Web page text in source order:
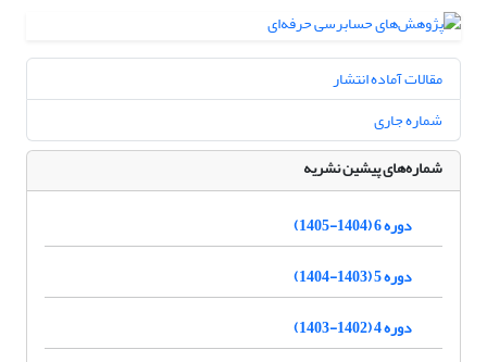
مقالات آماده انتشار
شماره جاری
شماره‌های پیشین نشریه
دوره 6 (1404-1405)
دوره 5 (1403-1404)
دوره 4 (1402-1403)